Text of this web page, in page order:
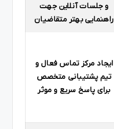
و جلسات آنلاین جهت
راهنمایی بهتر متقاضیان
ایجاد مرکز تماس فعال و
تیم پشتیبانی متخصص
برای پاسخ سریع و موثر